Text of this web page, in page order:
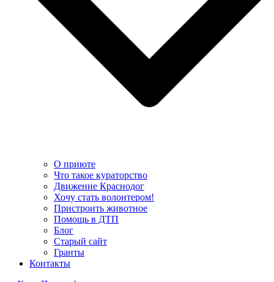
О приюте
Что такое кураторство
Движение Краснодог
Хочу стать волонтером!
Пристроить животное
Помощь в ДТП
Блог
Старый сайт
Гранты
Контакты